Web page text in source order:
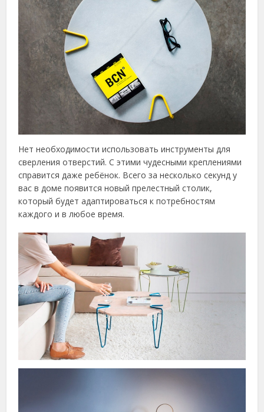
Нет необходимости использовать инструменты для
сверления отверстий. С этими чудесными креплениями
справится даже ребёнок. Всего за несколько секунд у
вас в доме появится новый прелестный столик,
который будет адаптироваться к потребностям
каждого и в любое время.